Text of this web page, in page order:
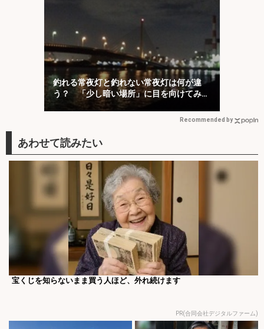
釣れる常夜灯と釣れない常夜灯は何が違
う？ 「少し暗い場所」に目を向けてみよ
Recommended by
宝くじを知らないまま買う人ほど、外れ続けます
PR(合同会社デジタルファーム)